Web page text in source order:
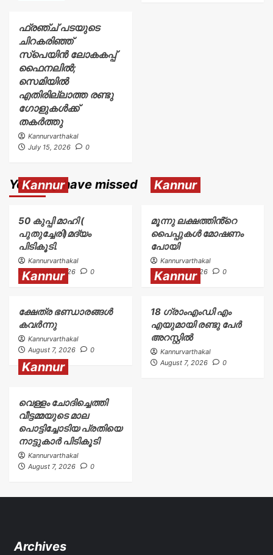
ഫ്രഞ്ച് പടയുടെ
ചിറകരിഞ്ഞ്
സ്പെയിൻ ലോകകപ്പ്
ഫൈനലിൽ;
സെമിയിൽ
എതിരില്ലാത്ത രണ്ടു
ഗോളുകൾക്ക്
തകർത്തു
Kannurvarthakal
July 15, 2026
0
You may have missed
Kannur
50 കുപ്പി മാഹി (
പുതുച്ചേരി)മദ്യം
പിടികൂടി.
Kannurvarthakal
August 7, 2026
0
Kannur
മൂന്നു ലക്ഷത്തിൻ്റെ
പൈപ്പുകൾ മോഷണം
പോയി
Kannurvarthakal
August 7, 2026
0
Kannur
ക്ഷേത്ര ഭണ്ഡാരങ്ങൾ
കവർന്നു
Kannurvarthakal
August 7, 2026
0
Kannur
18 ഗ്രാംഎംഡി എം
എയുമായി രണ്ടു പേർ
അറസ്റ്റിൽ
Kannurvarthakal
August 7, 2026
0
Kannur
വെള്ളം ചോദിച്ചെത്തി
വീട്ടമ്മയുടെ മാല
പൊട്ടിച്ചോടിയ പ്രതിയെ
നാട്ടുകാർ പിടികൂടി
Kannurvarthakal
August 7, 2026
0
Archives